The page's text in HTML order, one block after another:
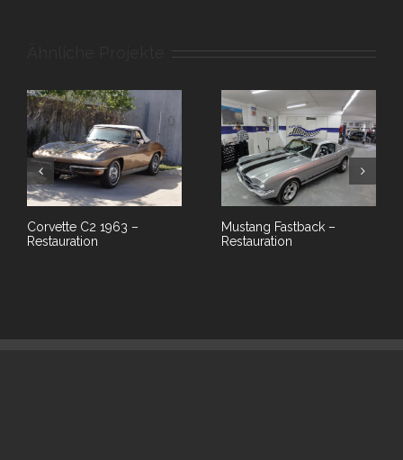
Corvette C2 1963 –
Restauration
Mustang Fastback –
Restauration